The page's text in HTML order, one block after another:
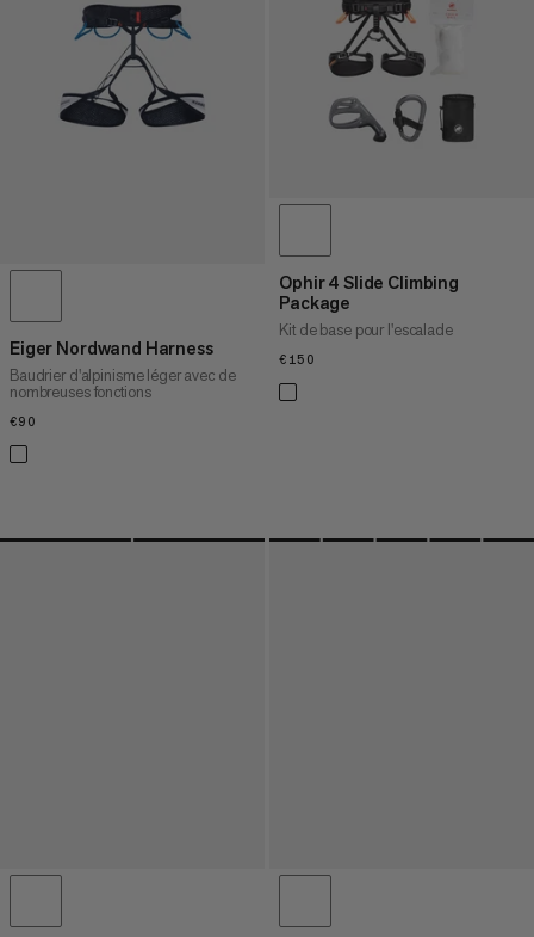
Eiger Nordwand Harness
Baudrier d'alpinisme léger avec de
nombreuses fonctions
€90
Ophir 4 Slide Climbing
Package
Kit de base pour l'escalade
€150